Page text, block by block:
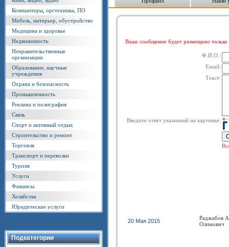
Компьютеры, оргтехника, ПО
Мебель, интерьер, обустройство
Медицина и здоровье
Недвижимость
Неправительственные
организации
Образование, научные
учреждения
Охрана и безопасность
Промышленность
Реклама и полиграфия
Связь
Спорт и активный отдых
Строительство и ремонт
Торговля
Транспорт и перевозки
Туризм
Услуги
Финансы
Хозяйства
Юридические услуги
Подкатегории
Ваше сообщение будет размещено
Ф.И.О.:
Email:
Текст:
Введите ответ указанный на картинке:
20 Мая 2015
Раджабов
Олимович